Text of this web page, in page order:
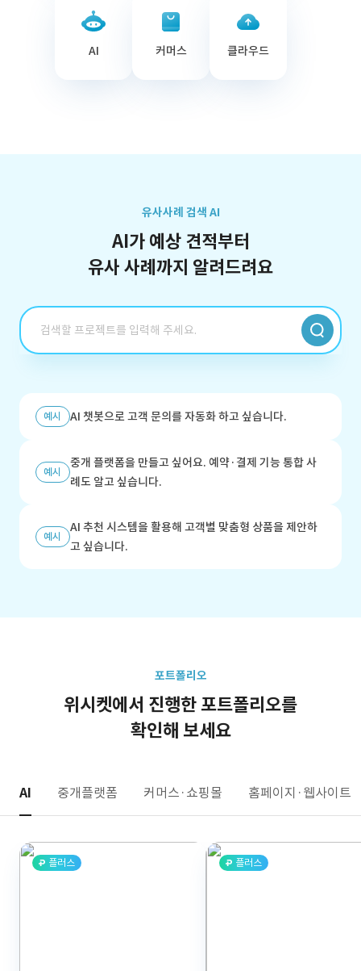
AI 커머스 클라우드
유사사례 검색 AI
AI가 예상 견적부터
유사 사례까지 알려드려요
예시 AI 챗봇으로 고객 문의를 자동화 하고 싶습니다.
예시
중개 플랫폼을 만들고 싶어요. 예약·결제 기능 통합 사
례도 알고 싶습니다.
예시
AI 추천 시스템을 활용해 고객별 맞춤형 상품을 제안하
고 싶습니다.
포트폴리오
위시켓에서 진행한 포트폴리오를
확인해 보세요
AI 중개플랫폼 커머스·쇼핑몰 홈페이지·웹사이트
플러스 플러스